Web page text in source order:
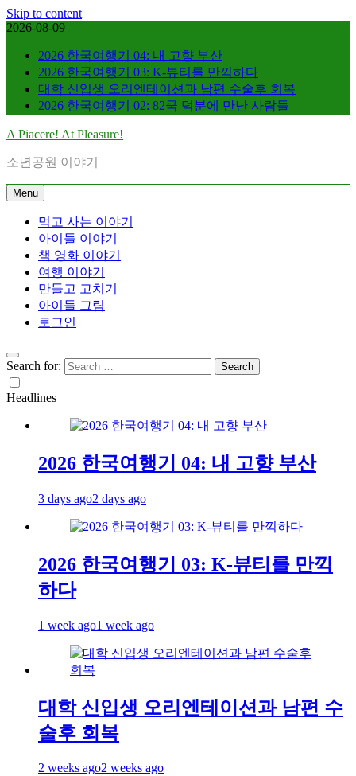
Skip to content
2026-08-09
2026 한국여행기 04: 내 고향 부산
2026 한국여행기 03: K-뷰티를 만끽하다
대학 신입생 오리엔테이션과 남편 수술후 회복
2026 한국여행기 02: 82쿡 덕분에 만난 사람들
A Piacere! At Pleasure!
소년공원 이야기
Menu
먹고 사는 이야기
아이들 이야기
책 영화 이야기
여행 이야기
만들고 고치기
아이들 그림
로그인
Search for:
Headlines
2026 한국여행기 04: 내 고향 부산
3 days ago2 days ago
2026 한국여행기 03: K-뷰티를 만끽
하다
1 week ago1 week ago
대학 신입생 오리엔테이션과 남편 수
술후 회복
2 weeks ago2 weeks ago